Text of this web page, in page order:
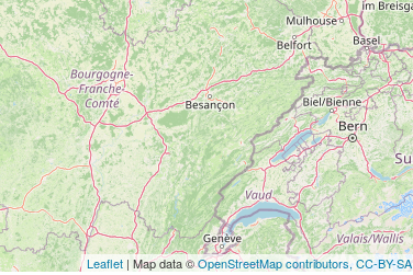
Leaflet | Map data ©OpenStreetMap contributors,CC-BY-SA